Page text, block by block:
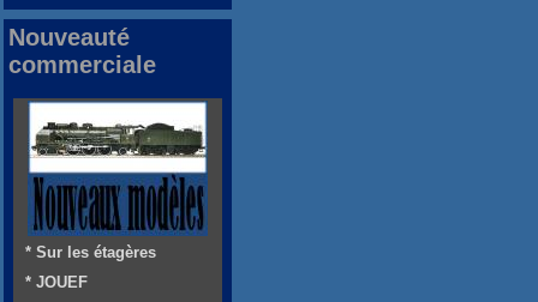
Nouveauté
commerciale
* Sur les étagères
* JOUEF